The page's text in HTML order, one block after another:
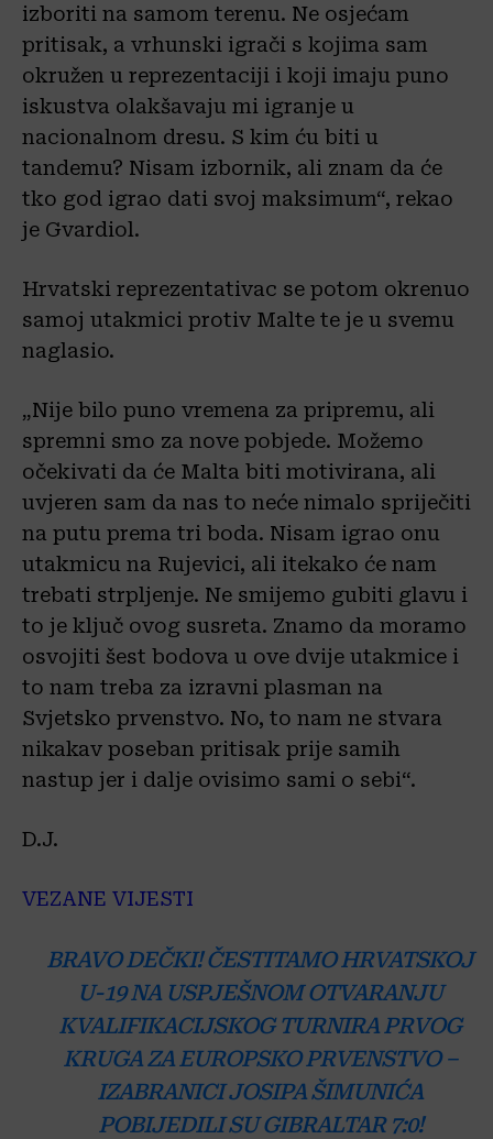
izboriti na samom terenu. Ne osjećam
pritisak, a vrhunski igrači s kojima sam
okružen u reprezentaciji i koji imaju puno
iskustva olakšavaju mi igranje u
nacionalnom dresu. S kim ću biti u
tandemu? Nisam izbornik, ali znam da će
tko god igrao dati svoj maksimum“, rekao
je Gvardiol.
Hrvatski reprezentativac se potom okrenuo
samoj utakmici protiv Malte te je u svemu
naglasio.
„Nije bilo puno vremena za pripremu, ali
spremni smo za nove pobjede. Možemo
očekivati da će Malta biti motivirana, ali
uvjeren sam da nas to neće nimalo spriječiti
na putu prema tri boda. Nisam igrao onu
utakmicu na Rujevici, ali itekako će nam
trebati strpljenje. Ne smijemo gubiti glavu i
to je ključ ovog susreta. Znamo da moramo
osvojiti šest bodova u ove dvije utakmice i
to nam treba za izravni plasman na
Svjetsko prvenstvo. No, to nam ne stvara
nikakav poseban pritisak prije samih
nastup jer i dalje ovisimo sami o sebi“.
D.J.
VEZANE VIJESTI
BRAVO DEČKI! ČESTITAMO HRVATSKOJ
U-19 NA USPJEŠNOM OTVARANJU
KVALIFIKACIJSKOG TURNIRA PRVOG
KRUGA ZA EUROPSKO PRVENSTVO –
IZABRANICI JOSIPA ŠIMUNIĆA
POBIJEDILI SU GIBRALTAR 7:0!